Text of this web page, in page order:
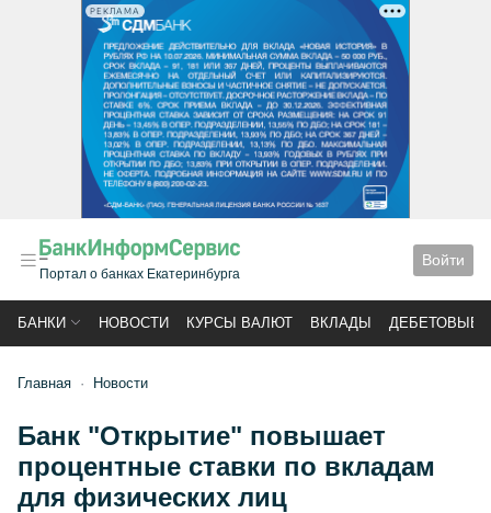
РЕКЛАМА
Портал о банках Екатеринбурга
Войти
БАНКИ НОВОСТИ КУРСЫ ВАЛЮТ ВКЛАДЫ ДЕБЕТОВЫЕ
Главная Новости
Банк "Открытие" повышает
процентные ставки по вкладам
для физических лиц